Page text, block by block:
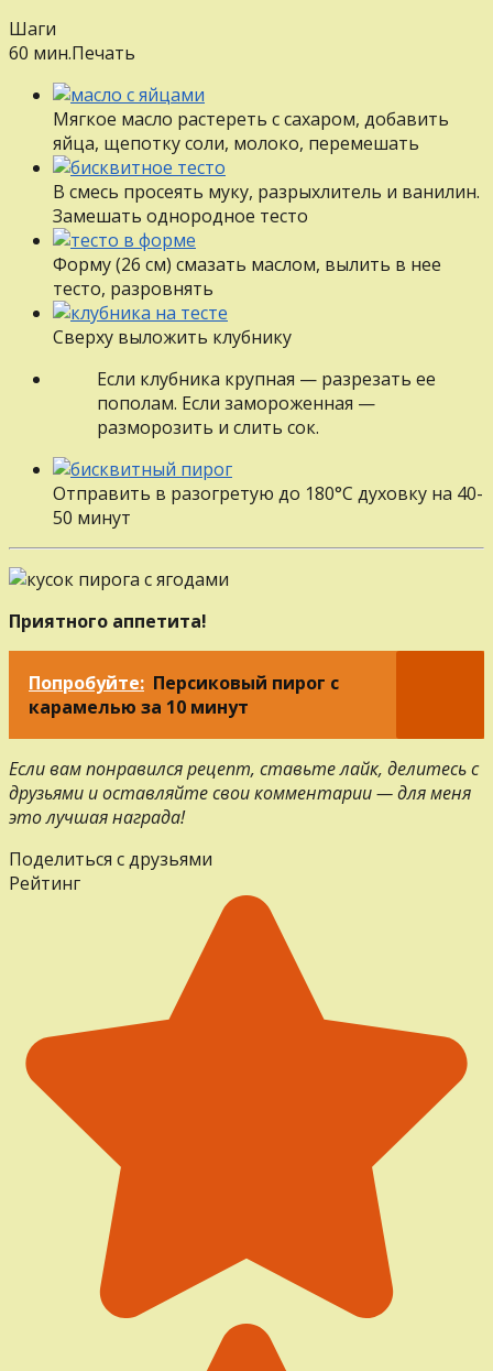
Шаги
60 мин.Печать
Мягкое масло растереть с сахаром, добавить
яйца, щепотку соли, молоко, перемешать
В смесь просеять муку, разрыхлитель и ванилин.
Замешать однородное тесто
Форму (26 см) смазать маслом, вылить в нее
тесто, разровнять
Сверху выложить клубнику
Если клубника крупная — разрезать ее
пополам. Если замороженная —
разморозить и слить сок.
Отправить в разогретую до 180°С духовку на 40-
50 минут
Приятного аппетита!
Попробуйте: Персиковый пирог с
карамелью за 10 минут
Если вам понравился рецепт, ставьте лайк, делитесь с
друзьями и оставляйте свои комментарии — для меня
это лучшая награда!
Поделиться с друзьями
Рейтинг